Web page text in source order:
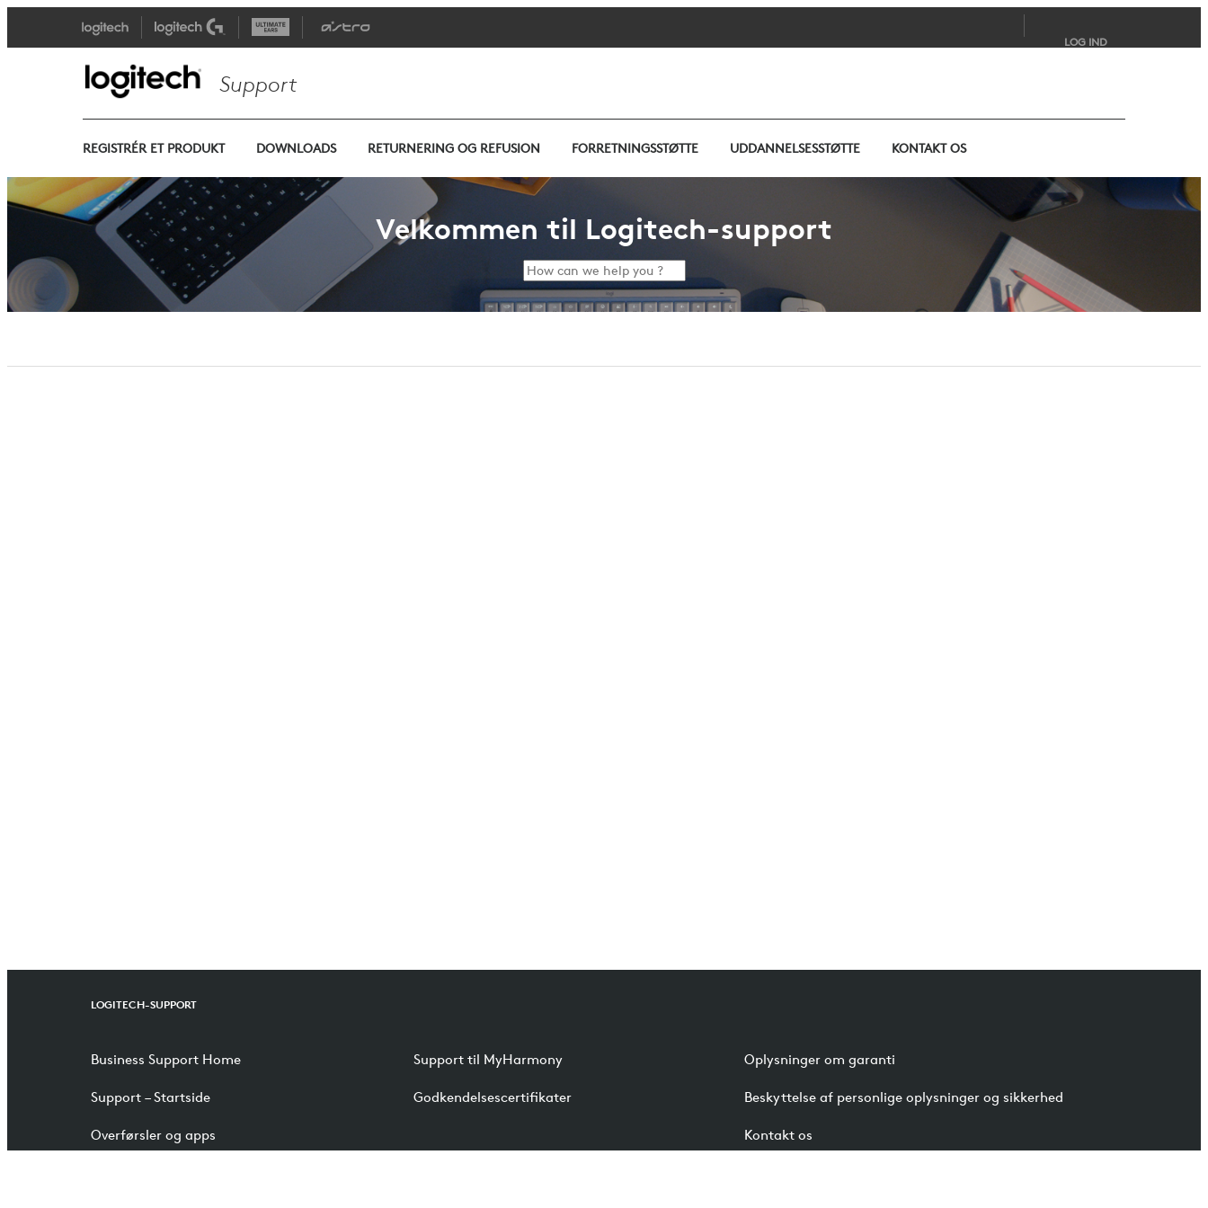
LOG IND
Support
REGISTRÉR ET PRODUKT DOWNLOADS RETURNERING OG REFUSION FORRETNINGSSTØTTE UDDANNELSESSTØTTE KONTAKT OS
Velkommen til Logitech-support
LOGITECH-SUPPORT
Business Support Home
Support – Startside
Overførsler og apps
Support til MyHarmony
Godkendelsescertifikater
Oplysninger om garanti
Beskyttelse af personlige oplysninger og sikkerhed
Kontakt os